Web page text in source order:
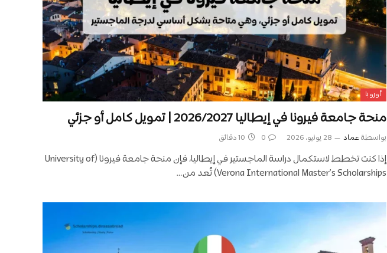
أوروبا
منحة جامعة فيرونا في إيطاليا 2026/2027 | تمويل كامل أو جزئي
بواسطةعماد 28 يونيو، 2026 0 10 دقائق
إذا كنت تخطط لاستكمال دراسة الماجستير في إيطاليا، فإن منحة جامعة فيرونا (University of
Verona International Master’s Scholarships) تُعد من…